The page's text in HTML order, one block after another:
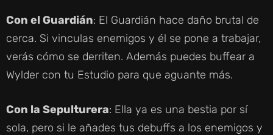
Con el Guardián: El Guardián hace daño brutal de
cerca. Si vinculas enemigos y él se pone a trabajar,
verás cómo se derriten. Además puedes buffear a
Wylder con tu Estudio para que aguante más.
Con la Sepulturera: Ella ya es una bestia por sí
sola, pero si le añades tus debuffs a los enemigos y